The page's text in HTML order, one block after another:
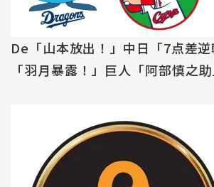
De「山本放出！」中日「7点差
「羽月暴露！」巨人「阿部慎之助